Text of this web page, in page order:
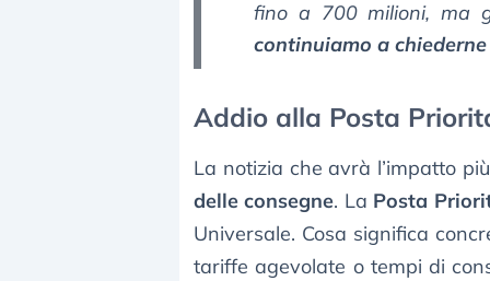
fino a 700 milioni, ma
continuiamo a
Addio alla Posta
La notizia che avrà l’impatto
delle consegne. La Posta
Universale. Cosa significa
tariffe agevolate o tempi di